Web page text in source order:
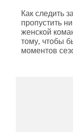
Как следить
пропустить
женской
тому, чтобы
моментов